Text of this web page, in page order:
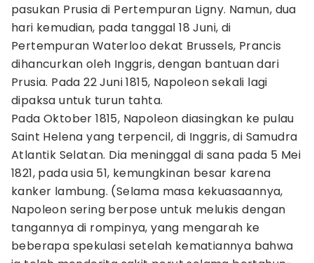
pasukan Prusia di Pertempuran Ligny. Namun, dua
hari kemudian, pada tanggal 18 Juni, di
Pertempuran Waterloo dekat Brussels, Prancis
dihancurkan oleh Inggris, dengan bantuan dari
Prusia. Pada 22 Juni 1815, Napoleon sekali lagi
dipaksa untuk turun tahta.
Pada Oktober 1815, Napoleon diasingkan ke pulau
Saint Helena yang terpencil, di Inggris, di Samudra
Atlantik Selatan. Dia meninggal di sana pada 5 Mei
1821, pada usia 51, kemungkinan besar karena
kanker lambung. (Selama masa kekuasaannya,
Napoleon sering berpose untuk melukis dengan
tangannya di rompinya, yang mengarah ke
beberapa spekulasi setelah kematiannya bahwa